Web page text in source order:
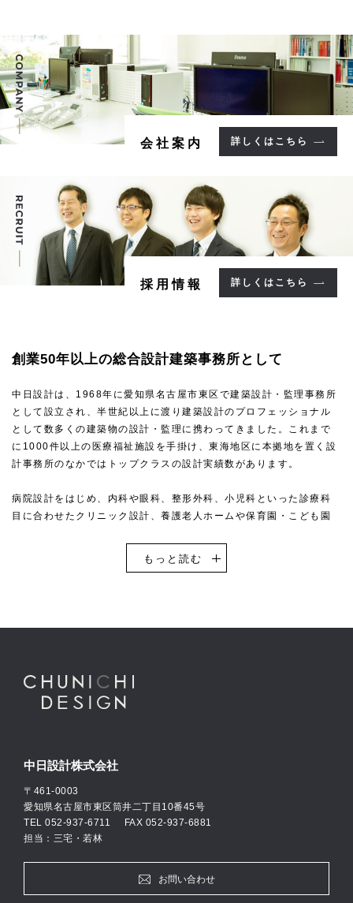
設計事例《集合住宅》を更新しました
2025/02/13 設計事例
設計事例《福祉施設》を更新しました
2025/02/04
設計事例《事務所》を更新しました。
会社案内 詳しくはこちら
採用情報 詳しくはこちら
創業50年以上の総合設計建築事務所として
中日設計は、1968年に愛知県名古屋市東区で建築設計・監理事務所
として設立され、半世紀以上に渡り建築設計のプロフェッショナル
として数多くの建築物の設計・監理に携わってきました。これまで
に1000件以上の医療福祉施設を手掛け、東海地区に本拠地を置く設
計事務所のなかではトップクラスの設計実績数があります。
病院設計をはじめ、内科や眼科、整形外科、小児科といった診療科
目に合わせたクリニック設計、養護老人ホームや保育園・こども園
スパート設計士が自社に在籍し、お客様の思いやご要望に柔軟に対
応できる設計体制を整えています。
す。
もっと読む
中日設計株式会社
〒461-0003
愛知県名古屋市東区筒井二丁目10番45号
TEL 052-937-6711 FAX 052-937-6881
担当：三宅・若林
お問い合わせ